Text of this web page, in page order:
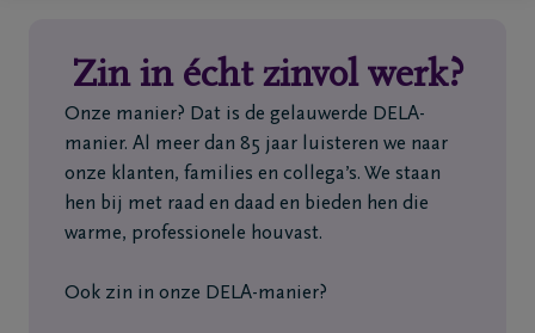
Home
Wie
zijn
Contact
Zin in écht zinvol werk?
Onze manier? Dat is de gelauwerde DELA-
manier. Al meer dan 85 jaar luisteren we naar
onze klanten, families en collega’s. We staan
hen bij met raad en daad en bieden hen die
warme, professionele houvast.
Ook zin in onze DELA-manier?